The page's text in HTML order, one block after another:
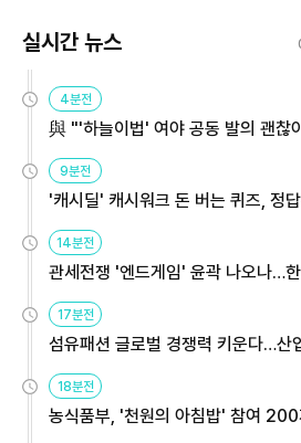
실시간 뉴스
4분전
與 "'하늘이법' 여야 공동 발의 괜찮
9분전
'캐시딜' 캐시워크 돈 버는 퀴즈, 정
14분전
관세전쟁 '엔드게임' 윤곽 나오나…
용해야
17분전
섬유패션 글로벌 경쟁력 키운다…
원
18분전
농식품부, '천원의 아침밥' 참여 200